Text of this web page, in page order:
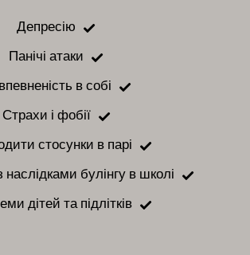
Депресію
Панічі атаки
в собі
Страхи і фобії
стосунки в парі
булінгу в школі
дітей та підлітків